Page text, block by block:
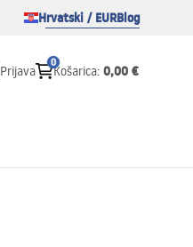
Hrvatski / EURBlog
Prijava
0
Košarica: 0,00 €